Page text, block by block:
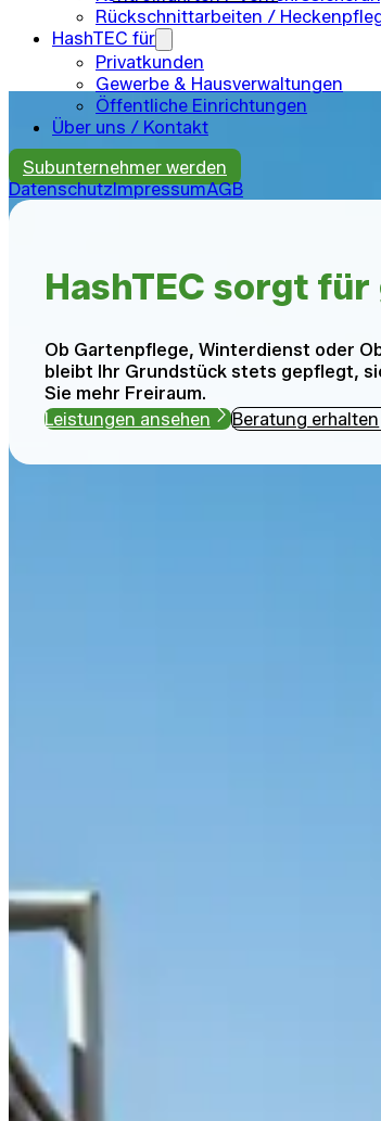
Rückschnittarbeiten /
HashTEC für
Privatkunden
Gewerbe & Hausverwaltungen
Öffentliche Einrichtungen
Über uns / Kontakt
Subunternehmer werden
DatenschutzImpressumAGB
HashTEC sorgt
Ob Gartenpflege, Winterdienst oder
bleibt Ihr Grundstück stets gepflegt,
Sie mehr Freiraum.
Leistungen ansehen
Beratung erhalten